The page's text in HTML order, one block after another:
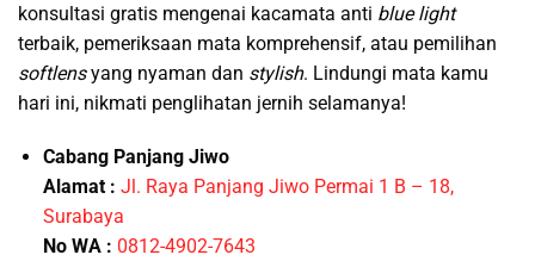
konsultasi gratis mengenai kacamata anti blue light
terbaik, pemeriksaan mata komprehensif, atau pemilihan
softlensyang nyaman dan stylish. Lindungi mata kamu
hari ini, nikmati penglihatan jernih selamanya!
Cabang Panjang Jiwo
Alamat : Jl. Raya Panjang Jiwo Permai 1 B – 18,
Surabaya
No WA : 0812-4902-7643